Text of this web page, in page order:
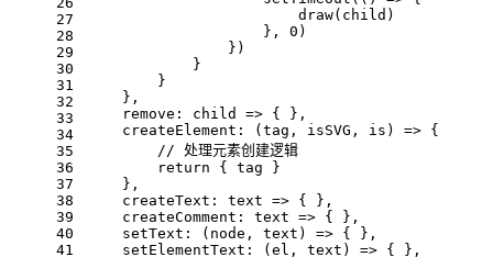
27
28
29
30
31
32
33
34
35
36
37
38
39
40
41
draw(child)
                    },
0 )
                })
            }
        }
    },
remove : child => { },
createElement : ( tag, isSVG, is ) => {
// 处理元素创建逻辑
return { tag }
    },
createText : text => { },
createComment : text => { },
setText : ( node, text ) => { },
setElementText : ( el, text ) => { },